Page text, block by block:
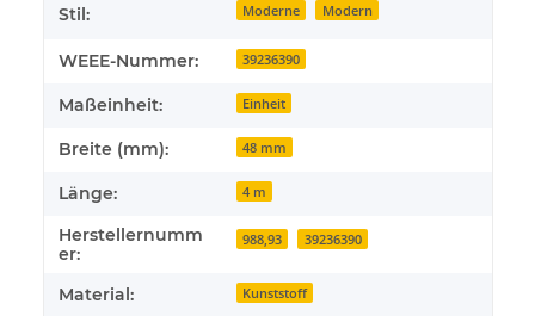
Stil: Moderne Modern
WEEE-Nummer: 39236390
Maßeinheit: Einheit
Breite (mm): 48 mm
Länge: 4 m
Herstellernumm
er:
988,93 39236390
Material: Kunststoff